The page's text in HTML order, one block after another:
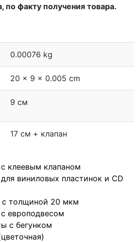
по факту получения товара.
0.00076 kg
20 × 9 × 0.005 cm
9 см
17 см + клапан
клеевым клапаном
виниловых пластинок и CD
толщиной 20 мкм
европодвесом
с бегунком